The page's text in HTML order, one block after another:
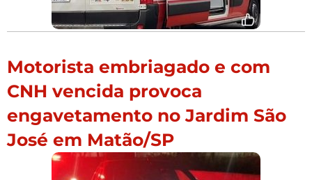
Motorista embriagado e com
CNH vencida provoca
engavetamento no Jardim São
José em Matão/SP